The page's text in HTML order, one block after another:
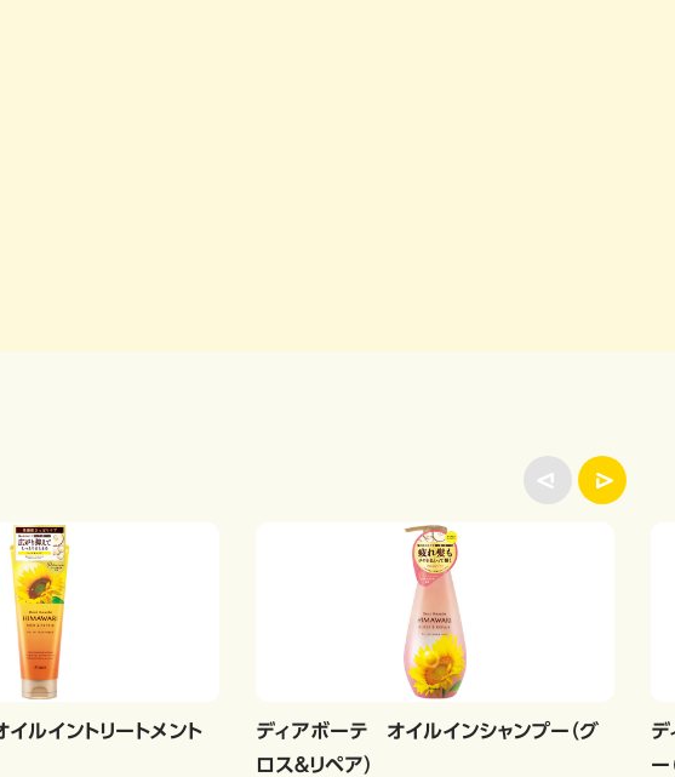
ルイントリートメント
ディアボーテ オイルインシャンプー（グ
ロス＆リペア）
デ
ー